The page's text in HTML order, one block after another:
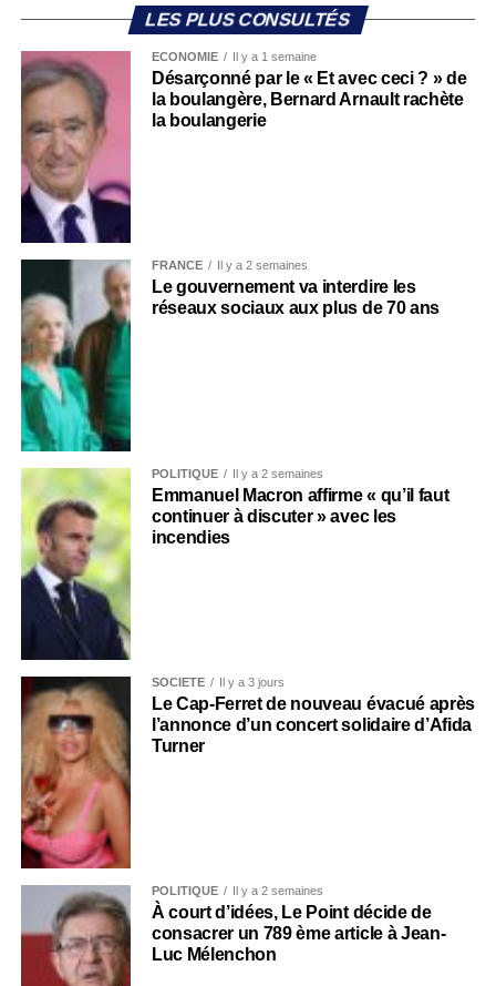
LES PLUS CONSULTÉS
ECONOMIE Il y a 1 semaine
Désarçonné par le « Et avec ceci ? » de
la boulangère, Bernard Arnault rachète
la boulangerie
FRANCE Il y a 2 semaines
Le gouvernement va interdire les
réseaux sociaux aux plus de 70 ans
POLITIQUE Il y a 2 semaines
Emmanuel Macron affirme « qu’il faut
continuer à discuter » avec les
incendies
SOCIÉTÉ Il y a 3 jours
Le Cap-Ferret de nouveau évacué après
l’annonce d’un concert solidaire d’Afida
Turner
POLITIQUE Il y a 2 semaines
À court d’idées, Le Point décide de
consacrer un 789 ème article à Jean-
Luc Mélenchon